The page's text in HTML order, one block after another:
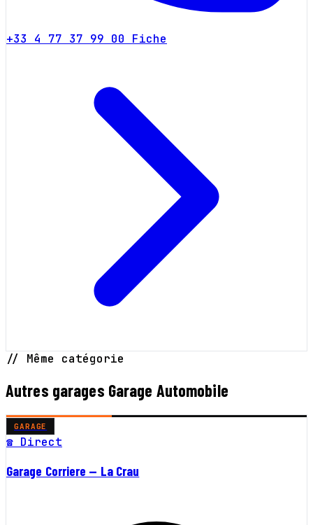
+33 4 77 37 99 00 Fiche
// Même catégorie
Autres garages Garage Automobile
GARAGE
☎ Direct
Garage Corriere — La Crau